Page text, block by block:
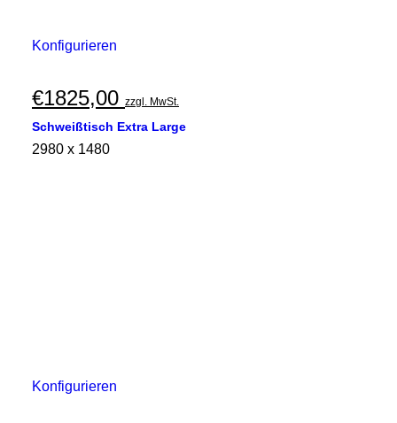
Konfigurieren
€1825,00 zzgl. MwSt.
Schweißtisch Extra Large
2980 x 1480
Konfigurieren